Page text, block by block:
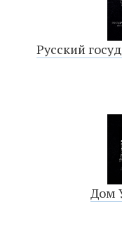
Русский
Дом